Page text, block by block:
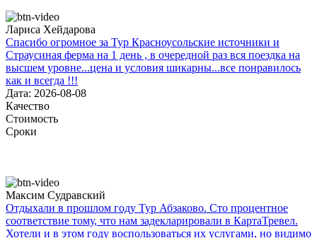
Лариса Хейдарова
Спасибо огромное за Тур Красноусольские источники и
Страусиная ферма на 1 день , в очередной раз вся поездка на
высшем уровне...цена и условия шикарны...все понравилось
как и всегда !!!
Дата: 2026-08-08
Качество
Стоимость
Сроки
Максим Судравский
Отдыхали в прошлом году Тур Абзаково. Сто процентное
соответствие тому, что нам задекларировали в КартаТревел.
Хотели и в этом году воспользоваться их услугами, но видимо